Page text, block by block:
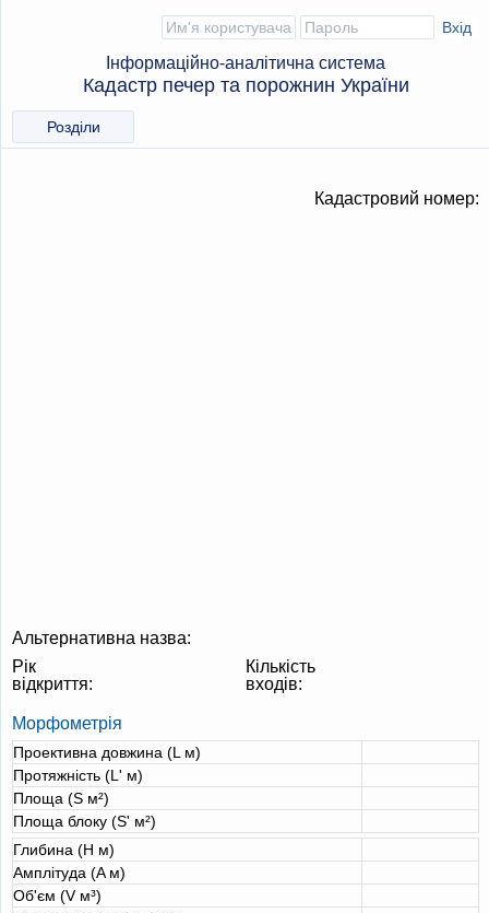
Інформаційно-аналітична система
Кадастр печер та порожнин України
Розділи
Кадастровий номер:
Альтернативна назва:
Рік
відкриття:
Кількість
входів:
Морфометрія
Проективна довжина (L м)
Протяжність (L' м)
Площа (S м²)
Площа блоку (S' м²)
Глибина (H м)
Амплітуда (A м)
Об'єм (V м³)